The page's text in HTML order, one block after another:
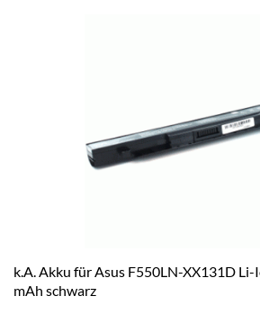
k.A. Akku für Asus F550LN-XX131D
mAh schwarz